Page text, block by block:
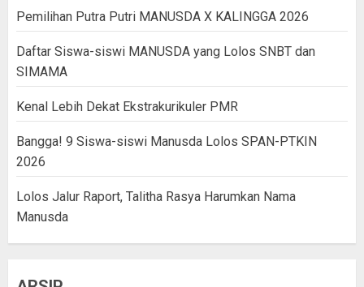
Pemilihan Putra Putri MANUSDA X KALINGGA 2026
Daftar Siswa-siswi MANUSDA yang Lolos SNBT dan
SIMAMA
Kenal Lebih Dekat Ekstrakurikuler PMR
Bangga! 9 Siswa-siswi Manusda Lolos SPAN-PTKIN
2026
Lolos Jalur Raport, Talitha Rasya Harumkan Nama
Manusda